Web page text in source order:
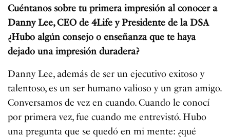
Cuéntanos sobre tu primera impresión al conocer a
Danny Lee, CEO de 4Life y Presidente de la DSA
¿Hubo algún consejo o enseñanza que te haya
dejado una impresión duradera?
Danny Lee, además de ser un ejecutivo exitoso y
talentoso, es un ser humano valioso y un gran amigo.
Conversamos de vez en cuando. Cuando le conocí
por primera vez, fue cuando me entrevistó. Hubo
una pregunta que se quedó en mi mente: ¿qué